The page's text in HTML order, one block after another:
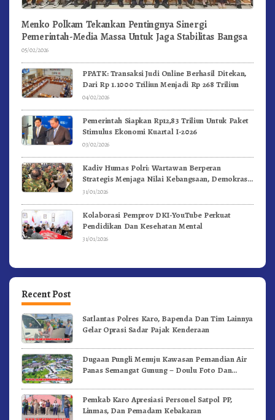
Menko Polkam Tekankan Pentingnya Sinergi
Pemerintah-Media Massa Untuk Jaga Stabilitas Bangsa
05/02/2026
PPATK: Transaksi Judi Online Berhasil Ditekan,
Dari Rp 1.1000 Triliun Menjadi Rp 268 Triliun
04/02/2026
Pemerintah Siapkan Rp12,83 Triliun Untuk Paket
Stimulus Ekonomi Kuartal I-2026
03/02/2026
Kadiv Humas Polri: Wartawan Berperan
Strategis Menjaga Nilai Kebangsaan, Demokrasi,
dan NKRI
31/01/2026
Kolaborasi Pemprov DKI-YouTube Perkuat
Pendidikan Dan Kesehatan Mental
31/01/2026
Recent Post
Satlantas Polres Karo, Bapenda Dan Tim Lainnya
Gelar Oprasi Sadar Pajak Kenderaan
Dugaan Pungli Menuju Kawasan Pemandian Air
Panas Semangat Gunung – Doulu Foto Dan
Pemkab Karo Apresiasi Personel Satpol PP,
Linmas, Dan Pemadam Kebakaran